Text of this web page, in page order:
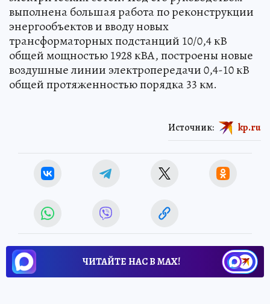
выполнена большая работа по реконструкции
энергообъектов и вводу новых
трансформаторных подстанций 10/0,4 кВ
общей мощностью 1928 кВА, построены новые
воздушные линии электропередачи 0,4-10 кВ
общей протяженностью порядка 33 км.
Источник: kp.ru
ЧИТАЙТЕ НАС В МАХ!